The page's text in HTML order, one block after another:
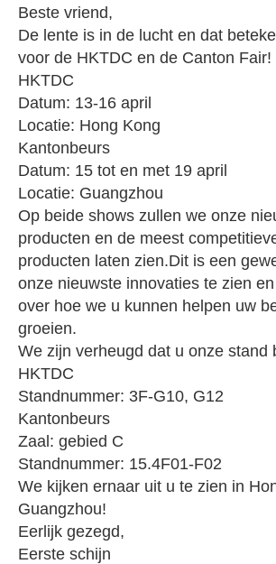
Beste vriend,
De lente is in de lucht en dat
voor de HKTDC en de Canton Fair!
HKTDC
Datum: 13-16 april
Locatie: Hong Kong
Kantonbeurs
Datum: 15 tot en met 19 april
Locatie: Guangzhou
Op beide shows zullen we onze
producten en de meest
producten laten zien.Dit is een
onze nieuwste innovaties te zien
over hoe we u kunnen helpen uw
groeien.
We zijn verheugd dat u onze stand
HKTDC
Standnummer: 3F-G10, G12
Kantonbeurs
Zaal: gebied C
Standnummer: 15.4F01-F02
We kijken ernaar uit u te zien in
Guangzhou!
Eerlijk gezegd,
Eerste schijn